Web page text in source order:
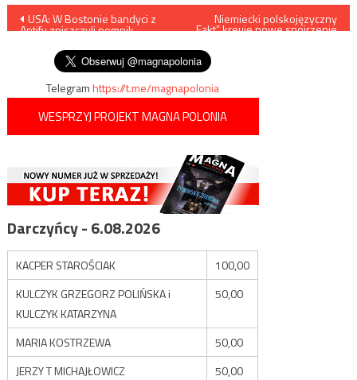
Nawigacja
wpisu
USA: W Bostonie bandyci z
Antify zniszczyli pomnik
Niemiecki polskojęzyczny
„Fakt” kreuje nowe spojrzenie
Telegramhttps://t.me/magnapolonia
WESPRZYJ PROJEKT MAGNA POLONIA
Darczyńcy - 6.08.2026
KACPER STAROŚCIAK
100,00
KULCZYK GRZEGORZ POLIŃSKA i
KULCZYK KATARZYNA
50,00
MARIA KOSTRZEWA
50,00
JERZY T MICHAJŁOWICZ
50,00